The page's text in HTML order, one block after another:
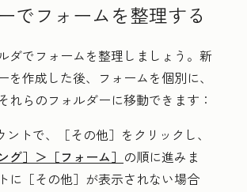
でフォームを整理する
ダでフォームを整理しましょう。新
を作成した後、フォームを個別に、
れらのフォルダーに移動できます：
トで、
［その他］をクリックし、
グ］＞ ［フォーム］ の順に進みま
に ［その他］が表示されない場合